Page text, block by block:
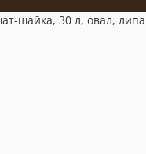
шайка, 30 л, овал, липа